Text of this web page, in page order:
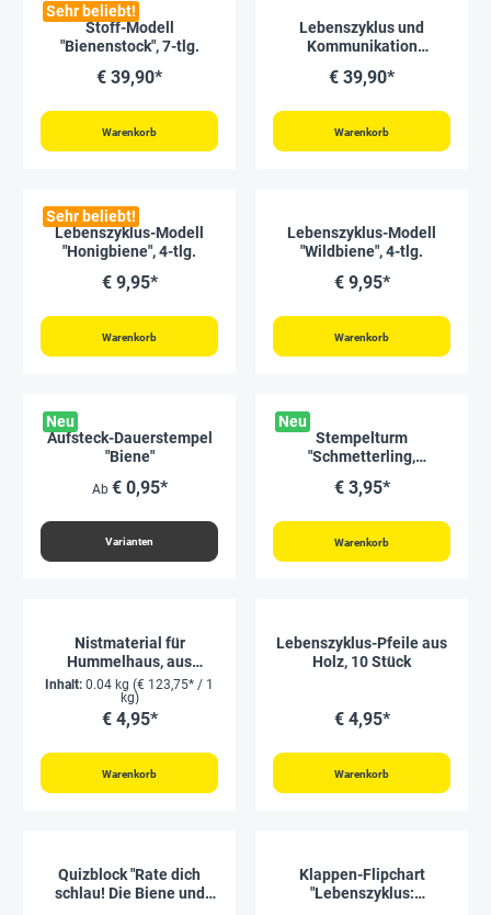
Sehr beliebt!
Stoff-Modell
"Bienenstock", 7-tlg.
€ 39,90*
Warenkorb
Lebenszyklus und
Kommunikation
magnetisch, 16-tlg.
€ 39,90*
Warenkorb
Sehr beliebt!
Lebenszyklus-Modell
"Honigbiene", 4-tlg.
€ 9,95*
Warenkorb
Lebenszyklus-Modell
"Wildbiene", 4-tlg.
€ 9,95*
Warenkorb
Neu
Aufsteck-Dauerstempel
"Biene"
Ab € 0,95*
Varianten
Neu
Stempelturm
"Schmetterling,
Motive
€ 3,95*
Warenkorb
Nistmaterial für
Hummelhaus, aus
Kapokwolle, ca. 40 g
Inhalt: 0.04 kg (€ 123,75* / 1
kg)
€ 4,95*
Warenkorb
Lebenszyklus-Pfeile aus
Holz, 10 Stück
€ 4,95*
Warenkorb
Quizblock "Rate dich
schlau! Die Biene und
Klappen-Flipchart
"Lebenszyklus: